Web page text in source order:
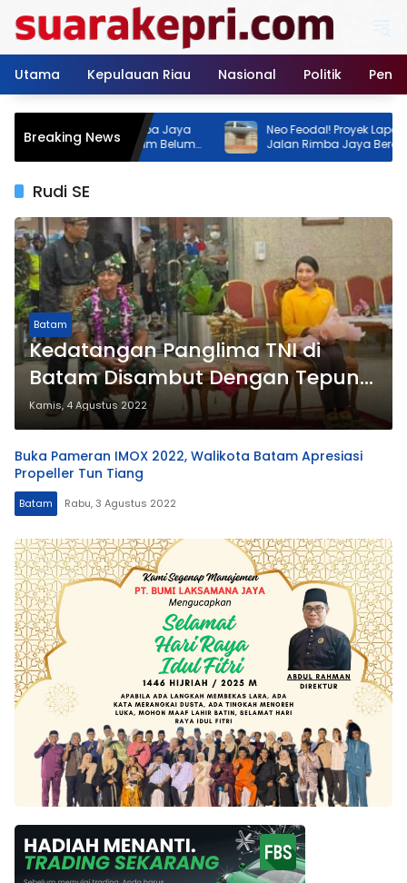
konten
Utama
Kepulauan Riau Nasional Politik
Breaking News
Tenis Rimba Jaya
Instansi Klaim Belum
Neo Feodal! Proyek Lapangan
Jalan Rimba Jaya Berani Berdiri
Izin, Pemilik Malah Pamer Progres 70
Rudi SE
Batam
Kedatangan Panglima TNI di
Batam Disambut Dengan Tepung
Tawar
Kamis, 4 Agustus 2022
Buka Pameran IMOX 2022, Walikota Batam Apresiasi
Propeller Tun Tiang
Batam Rabu, 3 Agustus 2022